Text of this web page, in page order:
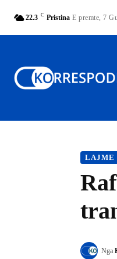
22.3 C Pristina E premte, 7
LAJME
Nga